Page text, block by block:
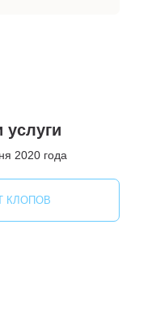
услуги
2020 года
КЛОПОВ